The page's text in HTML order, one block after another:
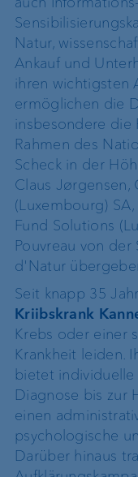
Natur,
Ankauf und
ihren wichtigsten
ermöglichen die
insbesondere die
Rahmen des
Scheck in der
Claus Jørgensen,
(Luxembourg)
Fund Solutions
Pouvreau von
d'Natur
Seit knapp 35
Kriibskrank
Krebs oder einer
Krankheit leiden.
bietet
Diagnose bis zur
einen
psychologische
Darüber hinaus